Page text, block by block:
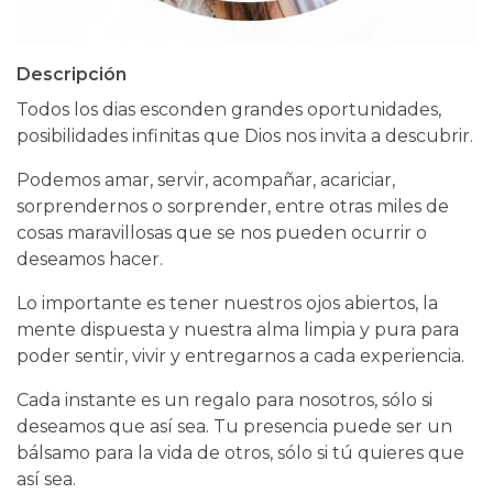
Descripción
Todos los dias esconden grandes oportunidades,
posibilidades infinitas que Dios nos invita a descubrir.
Podemos amar, servir, acompañar, acariciar,
sorprendernos o sorprender, entre otras miles de
cosas maravillosas que se nos pueden ocurrir o
deseamos hacer.
Lo importante es tener nuestros ojos abiertos, la
mente dispuesta y nuestra alma limpia y pura para
poder sentir, vivir y entregarnos a cada experiencia.
Cada instante es un regalo para nosotros, sólo si
deseamos que así sea. Tu presencia puede ser un
bálsamo para la vida de otros, sólo si tú quieres que
así sea.